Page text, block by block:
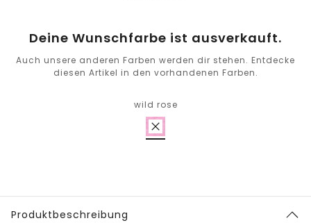
Deine Wunschfarbe ist ausverkauft.
Auch unsere anderen Farben werden dir stehen. Entdecke
diesen Artikel in den vorhandenen Farben.
wild rose
Produktbeschreibung